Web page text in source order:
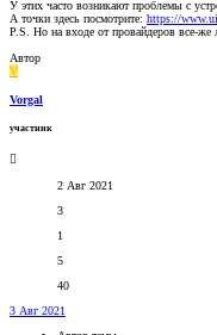
У этих часто возникают проблемы с
А точки здесь посмотрите: https://
P.S. Но на входе от провайдеров все-же
Автор
V
Vorgal
участник
2 Авг 2021
3
1
5
40
3 Авг 2021